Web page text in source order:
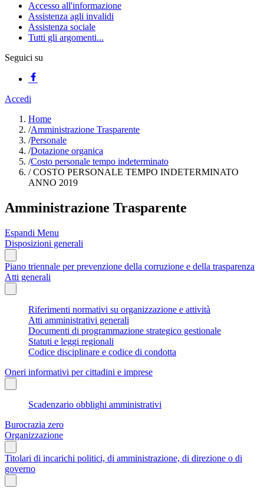
Accesso all'informazione
Assistenza agli invalidi
Assistenza sociale
Tutti gli argomenti...
Seguici su
Accedi
Home
/Amministrazione Trasparente
/Personale
/Dotazione organica
/Costo personale tempo indeterminato
/COSTO PERSONALE TEMPO INDETERMINATO
ANNO 2019
Amministrazione Trasparente
Espandi Menu
Disposizioni generali
Piano triennale per prevenzione della corruzione e della trasparenza
Atti generali
Riferimenti normativi su organizzazione e attività
Atti amministrativi generali
Documenti di programmazione strategico gestionale
Statuti e leggi regionali
Codice disciplinare e codice di condotta
Oneri informativi per cittadini e imprese
Scadenzario obblighi amministrativi
Burocrazia zero
Organizzazione
Titolari di incarichi politici, di amministrazione, di direzione o di
governo